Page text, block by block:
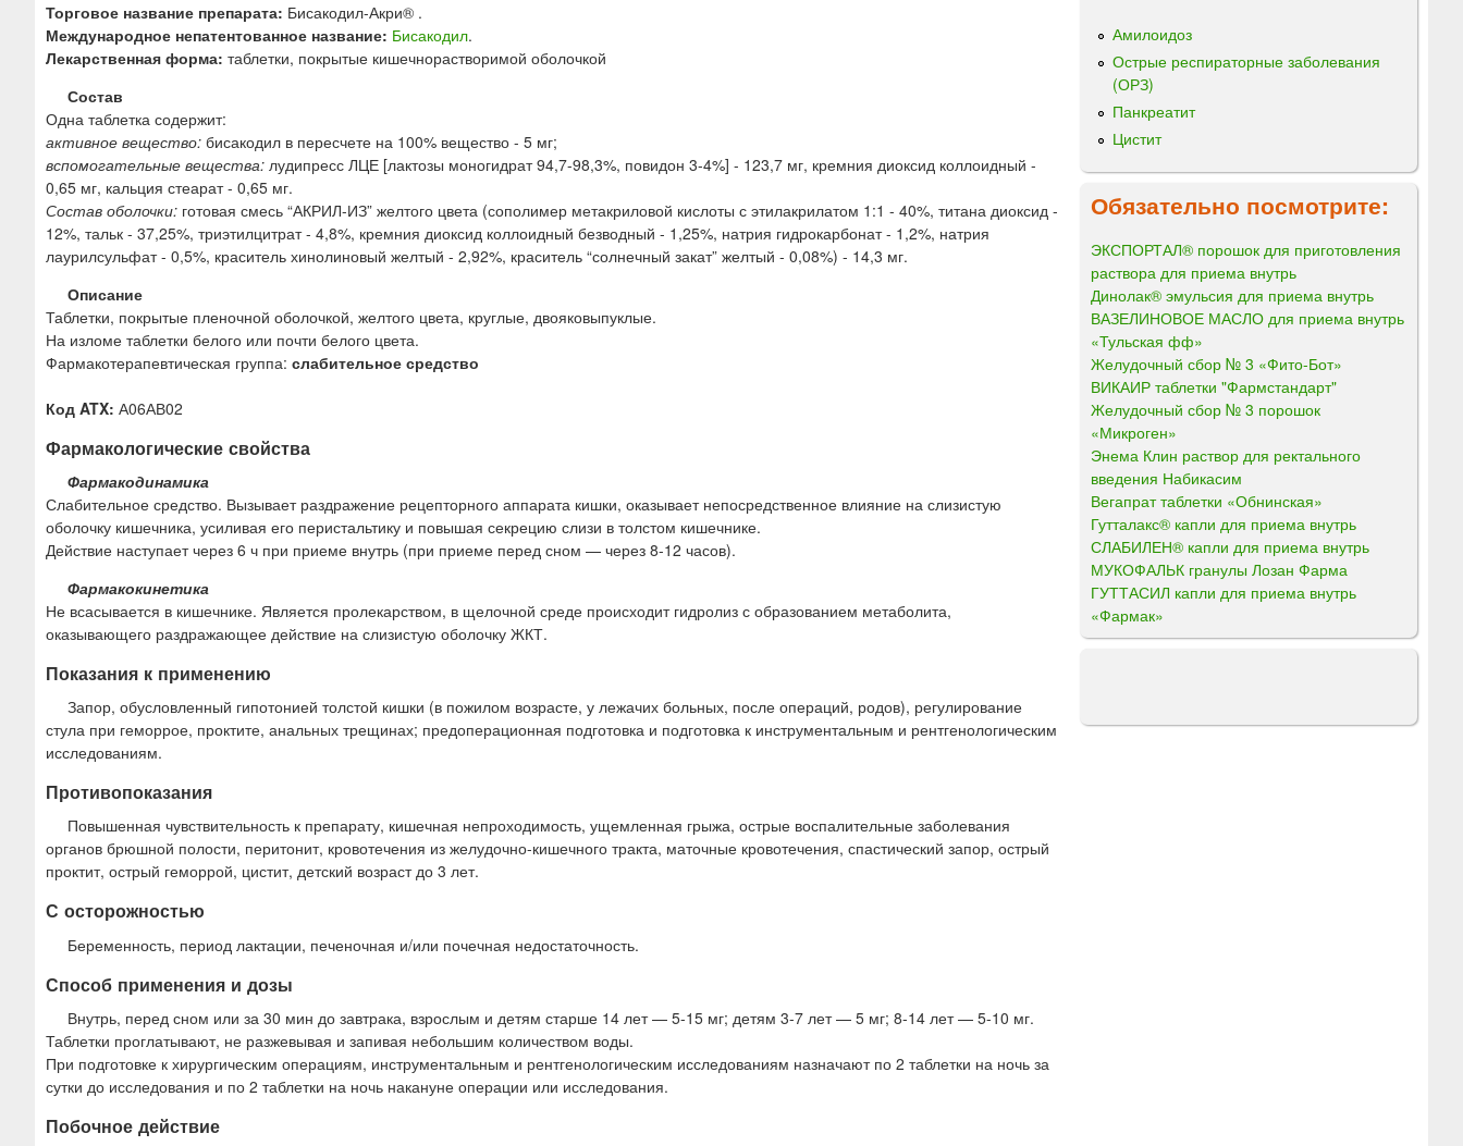
Торговое название препарата: Бисакодил-Акри® .
Международное непатентованное название: Бисакодил.
Лекарственная форма: таблетки, покрытые кишечнорастворимой оболочкой
Состав
Одна таблетка содержит:
активное вещество: бисакодил в пересчете на 100% вещество - 5 мг;
вспомогательные вещества: лудипресс ЛЦЕ [лактозы моногидрат 94,7-98,3%, повидон 3-4%] - 123,7 мг, кремния диоксид коллоидный -
0,65 мг, кальция стеарат - 0,65 мг.
Состав оболочки: готовая смесь “АКРИЛ-ИЗ” желтого цвета (сополимер метакриловой кислоты с этилакрилатом 1:1 - 40%, титана диоксид -
12%, тальк - 37,25%, триэтилцитрат - 4,8%, кремния диоксид коллоидный безводный - 1,25%, натрия гидрокарбонат - 1,2%, натрия
лаурилсульфат - 0,5%, краситель хинолиновый желтый - 2,92%, краситель “солнечный закат” желтый - 0,08%) - 14,3 мг.
Описание
Таблетки, покрытые пленочной оболочкой, желтого цвета, круглые, двояковыпуклые.
На изломе таблетки белого или почти белого цвета.
Фармакотерапевтическая группа: слабительное средство
Код ATX: А06АВ02
Фармакологические свойства
Фармакодинамика
Слабительное средство. Вызывает раздражение рецепторного аппарата кишки, оказывает непосредственное влияние на слизистую
оболочку кишечника, усиливая его перистальтику и повышая секрецию слизи в толстом кишечнике.
Действие наступает через 6 ч при приеме внутрь (при приеме перед сном — через 8-12 часов).
Фармакокинетика
Не всасывается в кишечнике. Является пролекарством, в щелочной среде происходит гидролиз с образованием метаболита,
оказывающего раздражающее действие на слизистую оболочку ЖКТ.
Показания к применению
Запор, обусловленный гипотонией толстой кишки (в пожилом возрасте, у лежачих больных, после операций, родов), регулирование
стула при геморрое, проктите, анальных трещинах; предоперационная подготовка и подготовка к инструментальным и рентгенологическим
исследованиям.
Противопоказания
Повышенная чувствительность к препарату, кишечная непроходимость, ущемленная грыжа, острые воспалительные заболевания
органов брюшной полости, перитонит, кровотечения из желудочно-кишечного тракта, маточные кровотечения, спастический запор, острый
проктит, острый геморрой, цистит, детский возраст до 3 лет.
С осторожностью
Беременность, период лактации, печеночная и/или почечная недостаточность.
Способ применения и дозы
Внутрь, перед сном или за 30 мин до завтрака, взрослым и детям старше 14 лет — 5-15 мг; детям 3-7 лет — 5 мг; 8-14 лет — 5-10 мг.
Таблетки проглатывают, не разжевывая и запивая небольшим количеством воды.
При подготовке к хирургическим операциям, инструментальным и рентгенологическим исследованиям назначают по 2 таблетки на ночь за
сутки до исследования и по 2 таблетки на ночь накануне операции или исследования.
Побочное действие
Амилоидоз
Острые респираторные заболевания
(ОРЗ)
Панкреатит
Цистит
Обязательно посмотрите:
ЭКСПОРТАЛ® порошок для приготовления
раствора для приема внутрь
Динолак® эмульсия для приема внутрь
ВАЗЕЛИНОВОЕ МАСЛО для приема внутрь
«Тульская фф»
Желудочный сбор № 3 «Фито-Бот»
ВИКАИР таблетки "Фармстандарт"
Желудочный сбор № 3 порошок
«Микроген»
Энема Клин раствор для ректального
введения Набикасим
Вегапрат таблетки «Обнинская»
Гутталакс® капли для приема внутрь
СЛАБИЛЕН® капли для приема внутрь
МУКОФАЛЬК гранулы Лозан Фарма
ГУТТАСИЛ капли для приема внутрь
«Фармак»